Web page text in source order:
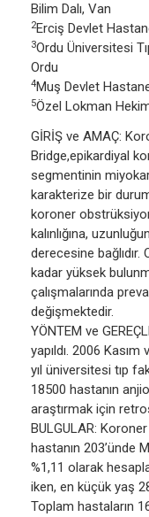
Bilim Dalı, Van
2Erciş Devlet
3Ordu Üniversitesi
Ordu
4Muş Devlet
5Özel Lokman
GİRİŞ ve AMAÇ:
Bridge,epikardiyal
segmentinin
karakterize bir
koroner
kalınlığına,
derecesine bağlıdır.
kadar yüksek
çalışmalarında
değişmektedir.
YÖNTEM ve
yapıldı. 2006
yıl üniversitesi tıp
18500 hastanın
araştırmak için
BULGULAR:
hastanın 203’ünde
%1,11 olarak
iken, en küçük yaş
Toplam hastaların